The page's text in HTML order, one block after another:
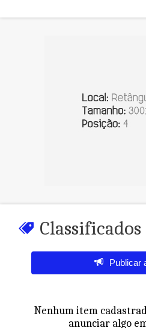
Classificados
Publicar
Nenhum item
anunciar algo